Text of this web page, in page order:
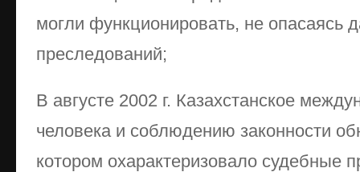
могли функционировать, не опасаясь
преследований;
В августе 2002 г. Казахстанское
человека и соблюдению законности
котором охарактеризовало судебные